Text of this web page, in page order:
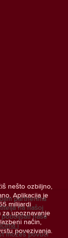
nešto ozbiljno,
Aplikacija je
milijardi
upoznavanje
način,
povezivanja.
partnerima
na našoj
naše
i
možeš povući